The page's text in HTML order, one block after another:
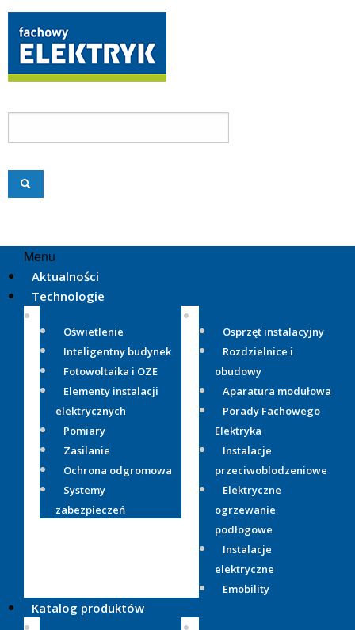
Menu
Aktualności
Technologie
Oświetlenie
Inteligentny budynek
Fotowoltaika i OZE
Elementy instalacji
elektrycznych
Pomiary
Zasilanie
Ochrona odgromowa
Systemy
zabezpieczeń
Osprzęt instalacyjny
Rozdzielnice i
obudowy
Aparatura modułowa
Porady Fachowego
Elektryka
Instalacje
przeciwoblodzeniowe
Elektryczne
ogrzewanie
podłogowe
Instalacje
elektryczne
Emobility
Katalog produktów